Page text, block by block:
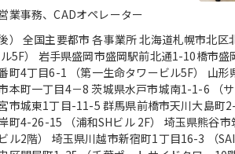
業事務、CADオペレーター
後） 全国主要都市 各事業所 北海道札幌市北
ル5F） 岩手県盛岡市盛岡駅前北通1-10橋市
町4丁目6-1 （第一生命タワービル5F） 山
本町一丁目4－8 茨城県水戸市城南1-1-6 （サ
市城東1丁目-11-5 群馬県前橋市天川大島町
町4-26-15 （浦和SHビル 2F） 埼玉県熊谷
ビル2階） 埼玉県川越市新宿町1丁目16-3 （